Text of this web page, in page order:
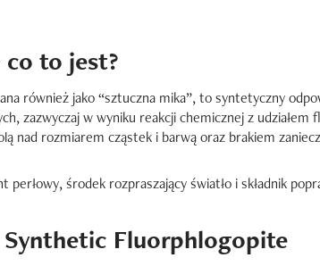
to jest?
również jako “sztuczna mika”, to syntetyczny
zazwyczaj w wyniku reakcji chemicznej z
nad rozmiarem cząstek i barwą oraz brakiem
środek rozpraszający światło i składnik
Synthetic Fluorphlogopite